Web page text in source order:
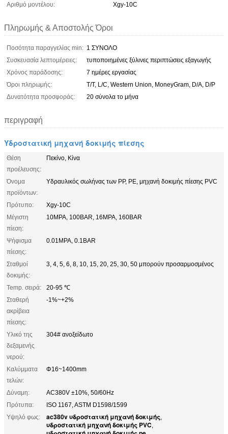
Αριθμό μοντέλου:
Xgy-10C
Πληρωμής & Αποστολής Όροι
Ποσότητα παραγγελίας min: 1 ΣΥΝΟΛΟ
Συσκευασία λεπτομέρειες:
τυποποιημένες ξύλινες περιπτώσεις εξαγωγής
Χρόνος παράδοσης:
7 ημέρες εργασίας
Όροι πληρωμής:
T/T, L/C, Western Union, MoneyGram, D/A, D/P
Δυνατότητα προσφοράς:
20 σύνολα το μήνα
περιγραφή
Υδροστατική μηχανή δοκιμής πίεσης
Θέση
προέλευσης:
Πεκίνο, Κίνα
Όνομα
προϊόντων:
Υδραυλικός σωλήνας των PP, PE, μηχανή δοκιμής πίεσης PVC
Πρότυπο:
Xgy-10C
Μέγιστη
πίεση:
10MPA, 100BAR, 16MPA, 160BAR
Ψήφισμα
πίεσης:
0.01MPA, 0.1BAR
Σταθμοί
δοκιμής:
3, 4, 5, 6, 8, 10, 15, 20, 25, 30, 50 μπορούν προσαρμοσμένος
Temp. σειρά:
20-95 ℃
Σταθερή
ακρίβεια
πίεσης:
-1%~+2%
Υλικό της
δεξαμενής
νερού:
304# ανοξείδωτο
Καλύμματα
τελών:
Φ16~1400mm
Δύναμη:
AC380V ±10%, 50/60Hz
Πρότυπα:
ISO 1167, ASTM D1598/1599
Υψηλό φως:
ac380v υδροστατική μηχανή δοκιμής,
υδροστατική μηχανή δοκιμής PVC,